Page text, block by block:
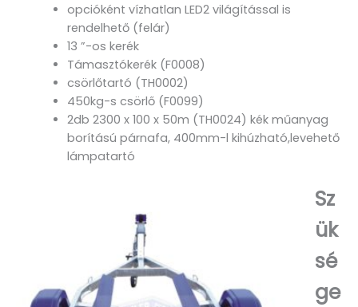
opcióként vízhatlan LED2 világítással is
rendelhető (felár)
13 ”-os kerék
Támasztókerék (F0008)
csörlőtartó (TH0002)
450kg-s csörlő (F0099)
2db 2300 x 100 x 50m (TH0024) kék műanyag
borítású párnafa, 400mm-l kihúzható,levehető
lámpatartó
Sz
ük
sé
ge